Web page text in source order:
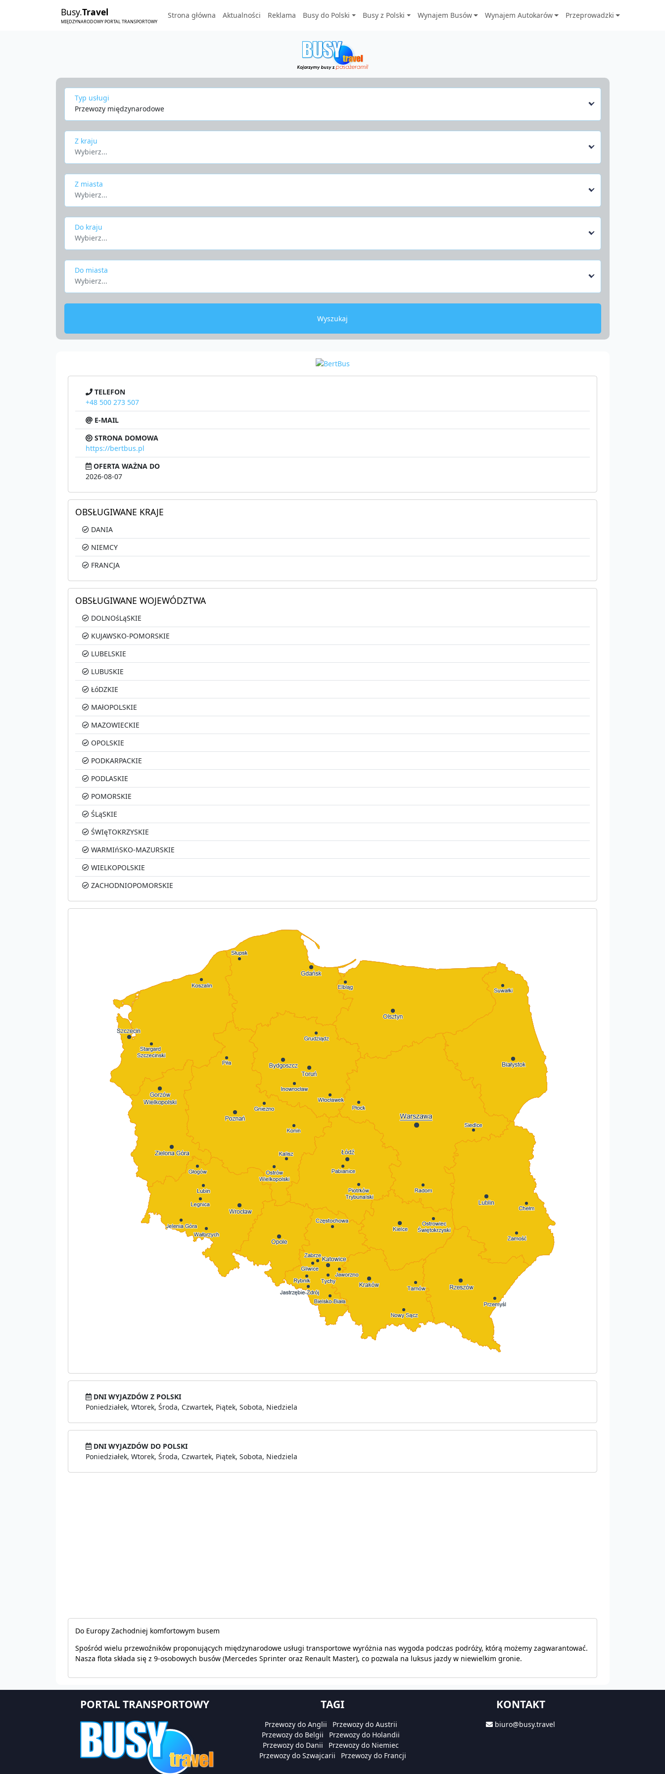
Busy.Travel
MIĘDZYNARODOWY PORTAL TRANSPORTOWY
Strona główna Aktualności Reklama Busy do Polski Busy z Polski Wynajem Busów Wynajem Autokarów Przeprowadzki
Typ usługi
Przewozy międzynarodowe
Z kraju
Wybierz...
Z miasta
Wybierz...
Do kraju
Wybierz...
Do miasta
Wybierz...
Wyszukaj
TELEFON
+48 500 273 507
E-MAIL
STRONA DOMOWA
https://bertbus.pl
OFERTA WAŻNA DO
2026-08-07
OBSŁUGIWANE KRAJE
DANIA
NIEMCY
FRANCJA
OBSŁUGIWANE WOJEWÓDZTWA
DOLNOśLąSKIE
KUJAWSKO-POMORSKIE
LUBELSKIE
LUBUSKIE
ŁóDZKIE
MAłOPOLSKIE
MAZOWIECKIE
OPOLSKIE
PODKARPACKIE
PODLASKIE
POMORSKIE
ŚLąSKIE
ŚWIęTOKRZYSKIE
WARMIńSKO-MAZURSKIE
WIELKOPOLSKIE
ZACHODNIOPOMORSKIE
DNI WYJAZDÓW Z POLSKI
Poniedziałek, Wtorek, Środa, Czwartek, Piątek, Sobota, Niedziela
DNI WYJAZDÓW DO POLSKI
Poniedziałek, Wtorek, Środa, Czwartek, Piątek, Sobota, Niedziela
Do Europy Zachodniej komfortowym busem
Spośród wielu przewoźników proponujących międzynarodowe usługi transportowe wyróżnia nas wygoda podczas podróży, którą możemy zagwarantować.
Nasza flota składa się z 9-osobowych busów (Mercedes Sprinter oraz Renault Master), co pozwala na luksus jazdy w niewielkim gronie.
PORTAL TRANSPORTOWY TAGI
Przewozy do Anglii
Przewozy do Austrii
Przewozy do Belgii
Przewozy do Holandii
Przewozy do Danii
Przewozy do Niemiec
Przewozy do Szwajcarii
Przewozy do Francji
KONTAKT
biuro@busy.travel